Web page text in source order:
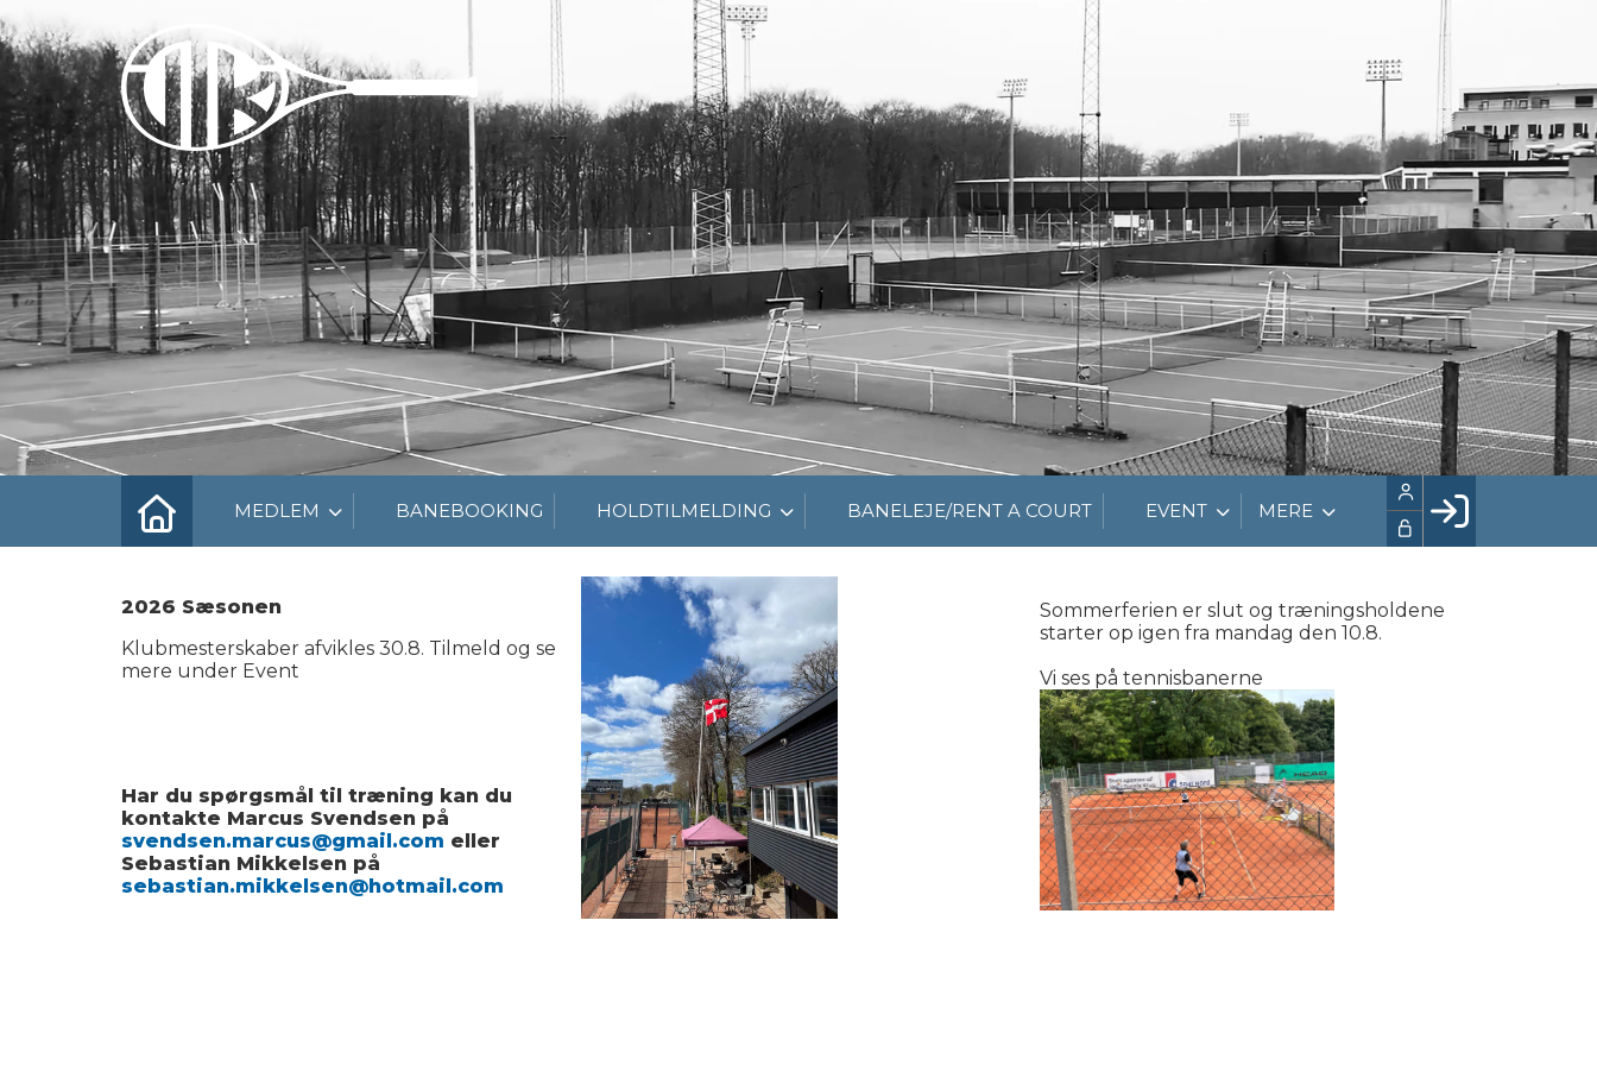
MEDLEM BANEBOOKING HOLDTILMELDING BANELEJE/RENT A COURT EVENT MERE
2026 Sæsonen
Klubmesterskaber afvikles 30.8. Tilmeld og se
mere under Event
Har du spørgsmål til træning kan du
kontakte Marcus Svendsen på
svendsen.marcus@gmail.com eller
Sebastian Mikkelsen på
sebastian.mikkelsen@hotmail.com
Sommerferien er slut og træningsholdene
starter op igen fra mandag den 10.8.
Vi ses på tennisbanerne